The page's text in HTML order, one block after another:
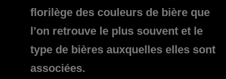
florilège des couleurs de bière que
l’on retrouve le plus souvent et le
type de bières auxquelles elles sont
associées.